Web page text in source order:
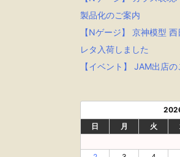
製品化のご案内
【Nゲージ】 京神模型
レタ入荷しました
【イベント】 JAM出店
日
月 火